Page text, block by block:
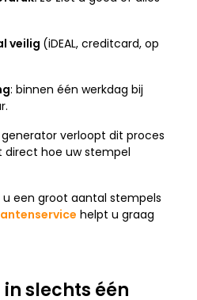
veilig (iDEAL, creditcard, op
: binnen één werkdag bij
verloopt dit proces
direct hoe uw stempel
een groot aantal stempels
helpt u graag
slechts één